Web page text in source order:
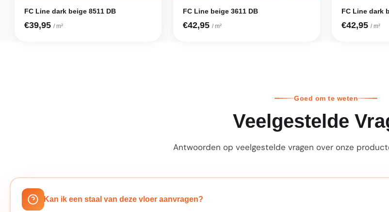
FC Line dark beige 8511 DB
€39,95 / m²
FC Line beige 3611 DB
€42,95 / m²
FC Line dark
€42,95 / m²
Goed om te weten
Veelgestelde
Antwoorden op veelgestelde vragen over onze
Kan ik een staal van deze vloer aanvragen?